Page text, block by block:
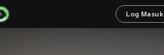
Log Masuk